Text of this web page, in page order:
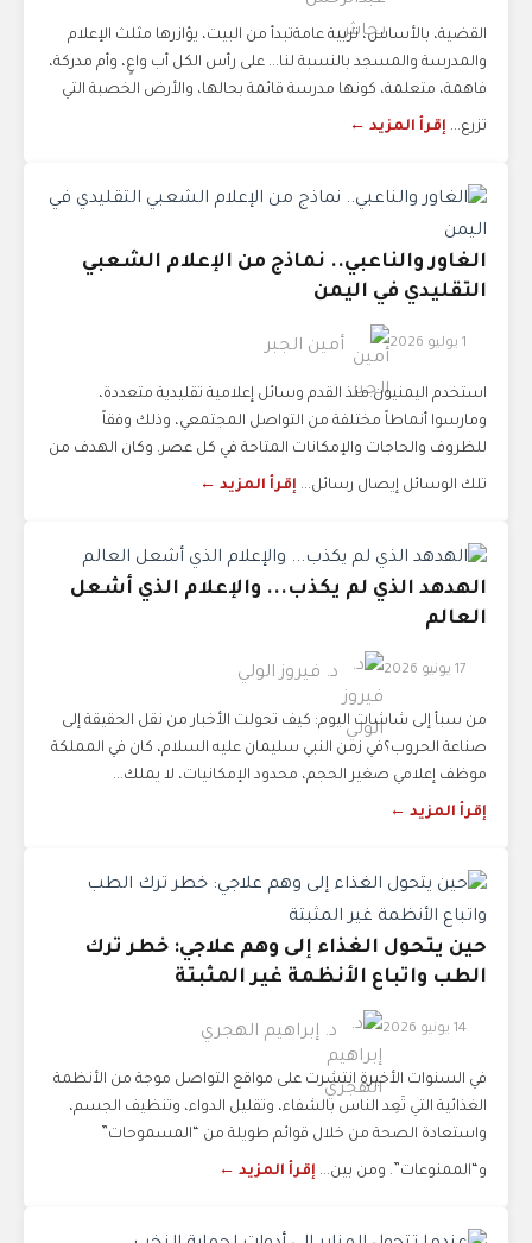
القضية، بالأساس، تربية عامةتبدأ من البيت، يؤازرها مثلث الإعلام
والمدرسة والمسجد بالنسبة لنا... على رأس الكل أب واعٍ، وأم مدركة،
فاهمة، متعلمة، كونها مدرسة قائمة بحالها، والأرض الخصبة التي
تزرع... إقرأ المزيد ←
الغاور والناعبي.. نماذج من الإعلام الشعبي
التقليدي في اليمن
1 يوليو 2026 أمين الجبر
استخدم اليمنيون منذ القدم وسائل إعلامية تقليدية متعددة،
ومارسوا أنماطاً مختلفة من التواصل المجتمعي، وذلك وفقاً
للظروف والحاجات والإمكانات المتاحة في كل عصر. وكان الهدف من
تلك الوسائل إيصال رسائل... إقرأ المزيد ←
الهدهد الذي لم يكذب... والإعلام الذي أشعل
العالم
17 يونيو 2026 د. فيروز الولي
من سبأ إلى شاشات اليوم: كيف تحولت الأخبار من نقل الحقيقة إلى
صناعة الحروب؟في زمن النبي سليمان عليه السلام، كان في المملكة
موظف إعلامي صغير الحجم، محدود الإمكانيات، لا يملك...
إقرأ المزيد ←
حين يتحول الغذاء إلى وهم علاجي: خطر ترك
الطب واتباع الأنظمة غير المثبتة
14 يونيو 2026 د. إبراهيم الهجري
في السنوات الأخيرة انتشرت على مواقع التواصل موجة من الأنظمة
الغذائية التي تَعِد الناس بالشفاء، وتقليل الدواء، وتنظيف الجسم،
واستعادة الصحة من خلال قوائم طويلة من “المسموحات”
و“الممنوعات”. ومن بين... إقرأ المزيد ←